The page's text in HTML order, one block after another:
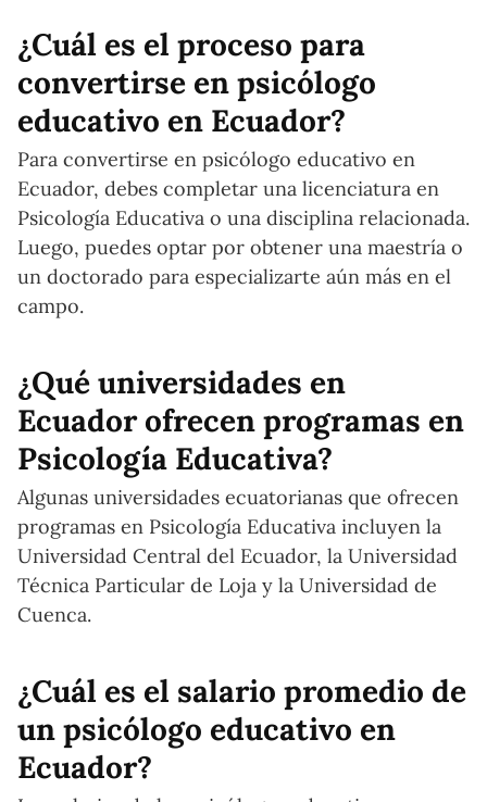
¿Cuál es el proceso para
convertirse en psicólogo
educativo en Ecuador?
Para convertirse en psicólogo educativo en
Ecuador, debes completar una licenciatura en
Psicología Educativa o una disciplina relacionada.
Luego, puedes optar por obtener una maestría o
un doctorado para especializarte aún más en el
campo.
¿Qué universidades en
Ecuador ofrecen programas en
Psicología Educativa?
Algunas universidades ecuatorianas que ofrecen
programas en Psicología Educativa incluyen la
Universidad Central del Ecuador, la Universidad
Técnica Particular de Loja y la Universidad de
Cuenca.
¿Cuál es el salario promedio de
un psicólogo educativo en
Ecuador?